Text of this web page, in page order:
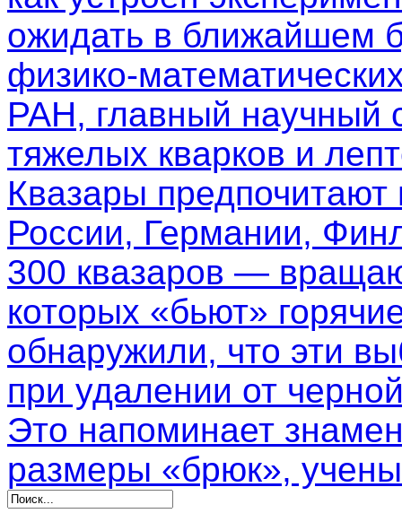
ожидать в ближайшем
физико-
РАН, главный научный
тяжелых кварков и
Квазары
России, Германии,
300 квазаров —
которых «бьют»
обнаружили, что эти
при удалении от
Это напоминает
размеры «брюк»,